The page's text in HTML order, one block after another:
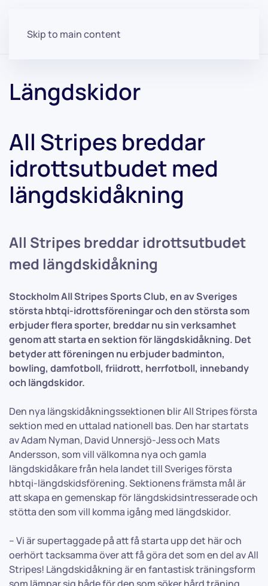
Skip to main content
Längdskidor
All Stripes breddar
idrottsutbudet med
längdskidåkning
All Stripes breddar idrottsutbudet
med längdskidåkning
Stockholm All Stripes Sports Club, en av Sveriges
största hbtqi-idrottsföreningar och den största som
erbjuder flera sporter, breddar nu sin verksamhet
genom att starta en sektion för längdskidåkning. Det
betyder att föreningen nu erbjuder badminton,
bowling, damfotboll, friidrott, herrfotboll, innebandy
och längdskidor.
Den nya längskidåkningssektionen blir All Stripes första
sektion med en uttalad nationell bas. Den har startats
av Adam Nyman, David Unnersjö-Jess och Mats
Andersson, som vill välkomna nya och gamla
längdskidåkare från hela landet till Sveriges första
hbtqi-längdskidsförening. Sektionens främsta mål är
att skapa en gemenskap för längdskidsintresserade och
stötta den som vill komma igång med längdskidor.
– Vi är supertaggade på att få starta upp det här och
oerhört tacksamma över att få göra det som en del av All
Stripes! Längdskidåkning är en fantastisk träningsform